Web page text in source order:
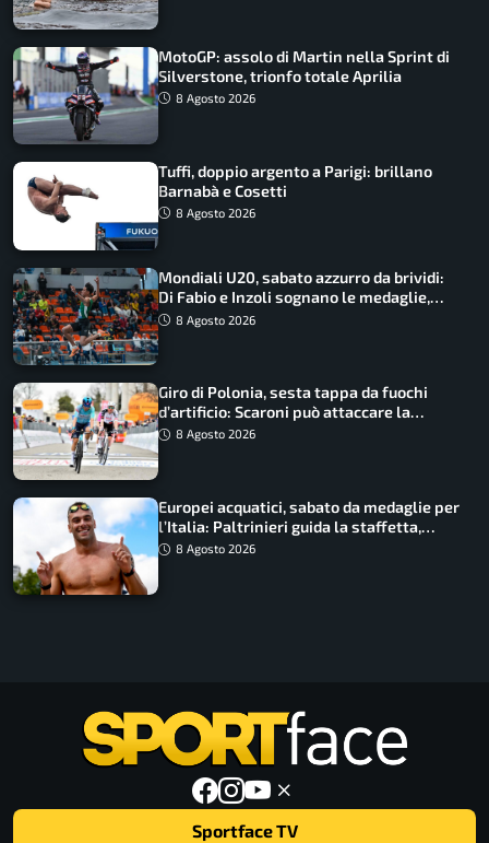
MotoGP: assolo di Martin nella Sprint di
Silverstone, trionfo totale Aprilia
8 Agosto 2026
Tuffi, doppio argento a Parigi: brillano
Barnabà e Cosetti
8 Agosto 2026
Mondiali U20, sabato azzurro da brividi:
Di Fabio e Inzoli sognano le medaglie,
Castellani e Succo in finale
8 Agosto 2026
Giro di Polonia, sesta tappa da fuochi
d’artificio: Scaroni può attaccare la
maglia di Lemmen
8 Agosto 2026
Europei acquatici, sabato da medaglie per
l’Italia: Paltrinieri guida la staffetta,
Barnabà sogna l’oro dalle grandi altezze
8 Agosto 2026
Sportface TV